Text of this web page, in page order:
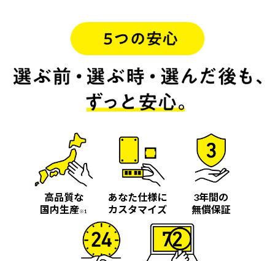
高品質な
国内生産※1
あなた仕様に
カスタマイズ
3年間の
無償保証